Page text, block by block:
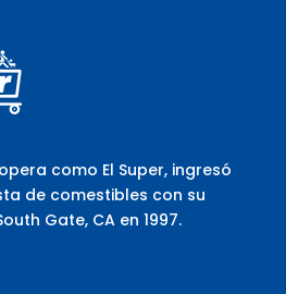
como El Super, ingresó
de comestibles con su
Gate, CA en 1997.